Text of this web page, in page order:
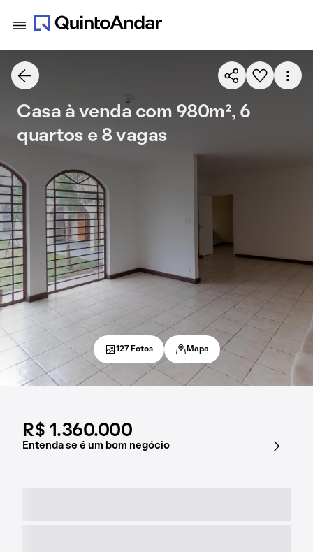
R$ 1.360.000
Entenda se é um bom negócio
Casa à venda com 980m², 6
quartos e 8 vagas
127 Fotos Mapa